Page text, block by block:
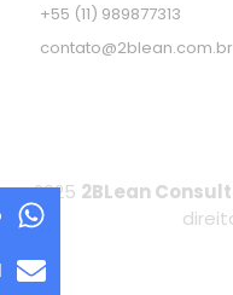
+55 (11) 989877313
contato@2blean.com.br
2025 2BLean